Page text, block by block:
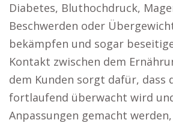
Diabetes, Bluthochdruck,
Beschwerden oder
bekämpfen und sogar
Kontakt zwischen dem
dem Kunden sorgt dafür,
fortlaufend überwacht wird
Anpassungen gemacht